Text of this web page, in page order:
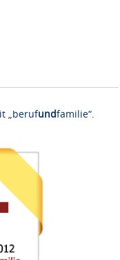
„berufundfamilie“.